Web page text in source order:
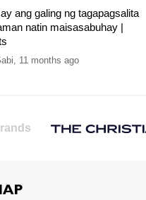
ang galing ng tagapagsalita
natin maisasabuhay |
11 months ago